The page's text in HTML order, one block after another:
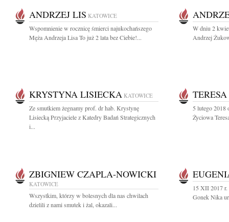
ANDRZEJ LIS KATOWICE
Wspomnienie w rocznicę śmierci najukochańszego
Męża Andrzeja Lisa To już 2 lata bez Ciebie!...
W dniu 2
Andrzej
KRYSTYNA LISIECKA KATOWICE
Ze smutkiem żegnamy prof. dr hab. Krystynę
Lisiecką Przyjaciele z Katedry Badań Strategicznych
i...
5 lutego 2018
Życiowa
ZBIGNIEW CZAPLA-NOWICKI
KATOWICE
Wszystkim, którzy w bolesnych dla nas chwilach
dzielili z nami smutek i żal, okazali...
15 XII 2017 r.
Gonek Nika